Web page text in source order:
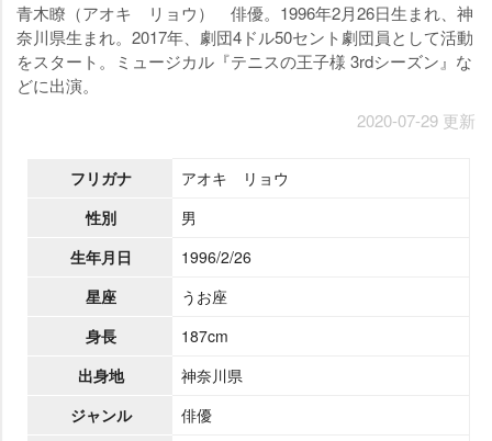
青木瞭（アオキ リョウ） 俳優。1996年2月26日生まれ、神
奈川県生まれ。2017年、劇団4ドル50セント劇団員として活動
をスタート。ミュージカル『テニスの王子様 3rdシーズン』な
どに出演。
2020-07-29 更新
フリガナ
アオキ リョウ
性別
男
生年月日
1996/2/26
星座
うお座
身長
187cm
出身地
神奈川県
ジャンル
俳優